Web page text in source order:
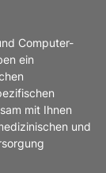
Computer-
ein
mit Ihnen
und